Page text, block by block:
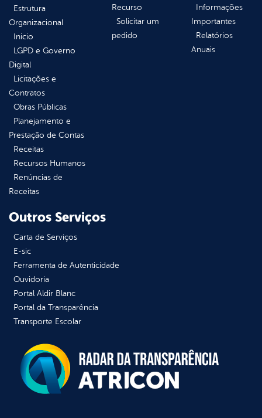
Estrutura
Organizacional
Inicio
LGPD e Governo
Digital
Licitações e
Contratos
Obras Públicas
Planejamento e
Prestação de Contas
Receitas
Recursos Humanos
Renúncias de
Receitas
Recurso
Solicitar um
pedido
Informações
Importantes
Relatórios
Anuais
Outros Serviços
Carta de Serviços
E-sic
Ferramenta de Autenticidade
Ouvidoria
Portal Aldir Blanc
Portal da Transparência
Transporte Escolar